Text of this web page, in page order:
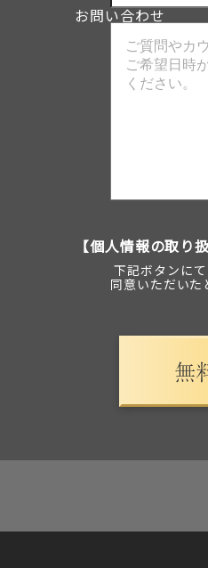
お問い合わせ
【個人情報の取り
下記ボタンに
同意いただいた
無